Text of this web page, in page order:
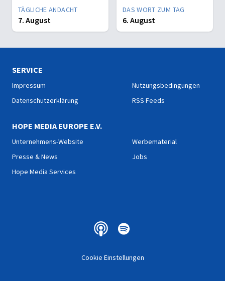
TÄGLICHE ANDACHT
7. August
DAS WORT ZUM TAG
6. August
SERVICE
Impressum
Datenschutzerklärung
Nutzungsbedingungen
RSS Feeds
HOPE MEDIA EUROPE E.V.
Unternehmens-Website
Presse & News
Hope Media Services
Werbematerial
Jobs
Cookie Einstellungen